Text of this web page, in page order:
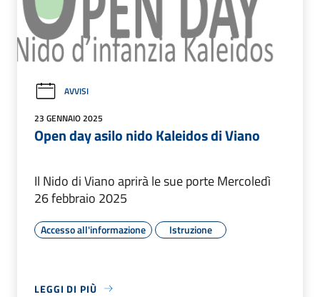
AVVISI
23 GENNAIO 2025
Open day asilo nido Kaleidos di Viano
Il Nido di Viano aprirà le sue porte Mercoledì
26 febbraio 2025
Accesso all'informazione Istruzione
LEGGI DI PIÙ